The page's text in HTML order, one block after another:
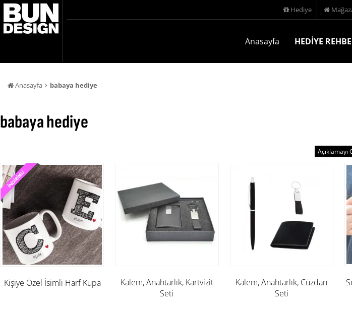
Hediye
Anasayfa HEDİYE
Anasayfa babaya hediye
babaya hediye
Babaya ne hediye alıyım diye düşünüyorsanız yüzlerce farklı hediye çeşidi ile karşınızdayız.
Kişiye Özel İsimli Harf Kupa
Kalem, Anahtarlık, Kartvizit
Seti
Kalem, Anahtarlık, Cüzdan
Seti